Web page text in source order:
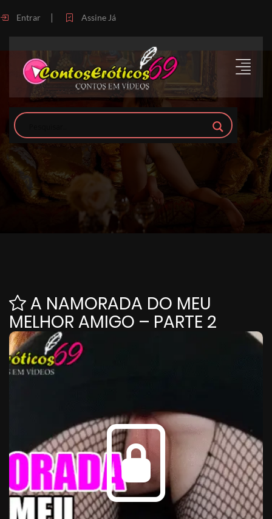
Entrar | Assine Já
A NAMORADA DO MEU
MELHOR AMIGO – PARTE 2